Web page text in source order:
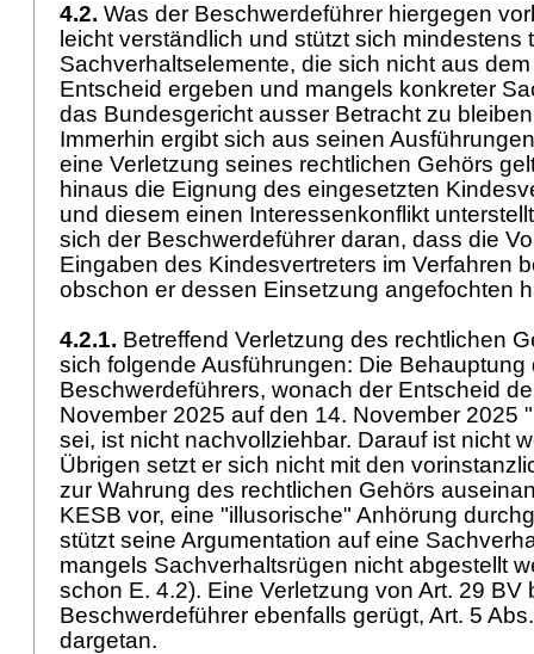
4.2. Was der Beschwerdeführer hiergegen
leicht verständlich und stützt sich mindestens
Sachverhaltselemente, die sich nicht aus
Entscheid ergeben und mangels konkreter
das Bundesgericht ausser Betracht zu
Immerhin ergibt sich aus seinen
eine Verletzung seines rechtlichen Gehörs
hinaus die Eignung des eingesetzten
und diesem einen Interessenkonflikt
sich der Beschwerdeführer daran, dass die
Eingaben des Kindesvertreters im Verfahren
obschon er dessen Einsetzung angefochten
4.2.1. Betreffend Verletzung des rechtlichen
sich folgende Ausführungen: Die Behauptung
Beschwerdeführers, wonach der Entscheid
November 2025 auf den 14. November 2025
sei, ist nicht nachvollziehbar. Darauf ist nicht
Übrigen setzt er sich nicht mit den
zur Wahrung des rechtlichen Gehörs
KESB vor, eine "illusorische" Anhörung
stützt seine Argumentation auf eine
mangels Sachverhaltsrügen nicht abgestellt
schon E. 4.2). Eine Verletzung von Art. 29 BV
Beschwerdeführer ebenfalls gerügt, Art. 5
dargetan.